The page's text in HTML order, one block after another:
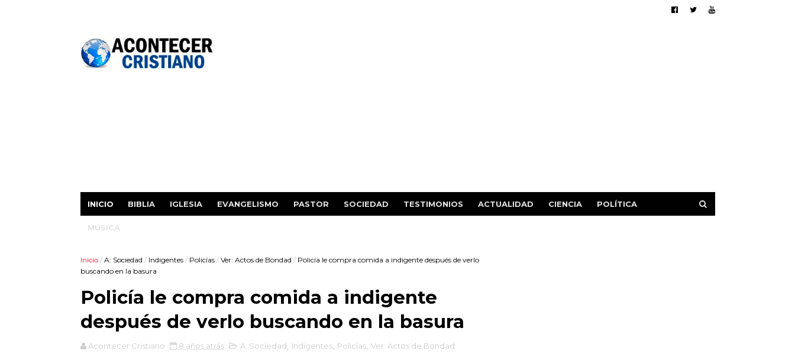
INICIO BIBLIA IGLESIA EVANGELISMO PASTOR SOCIEDAD TESTIMONIOS ACTUALIDAD CIENCIA POLÍTICA
MÚSICA
Inicio / A: Sociedad / Indigentes / Policías / Ver: Actos de Bondad / Policía le compra comida a indigente después de verlo
buscando en la basura
Policía le compra comida a indigente
después de verlo buscando en la basura
Acontecer Cristiano 8 años atrás A: Sociedad Indigentes, Policías, Ver: Actos de Bondad